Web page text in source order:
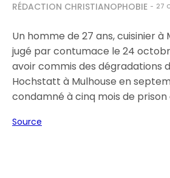
RÉDACTION CHRISTIANOPHOBIE 27
Un homme de 27 ans, cuisinier
jugé par contumace le 24
avoir commis des dégradations
Hochstatt à Mulhouse en
condamné à cinq mois de prison
Source